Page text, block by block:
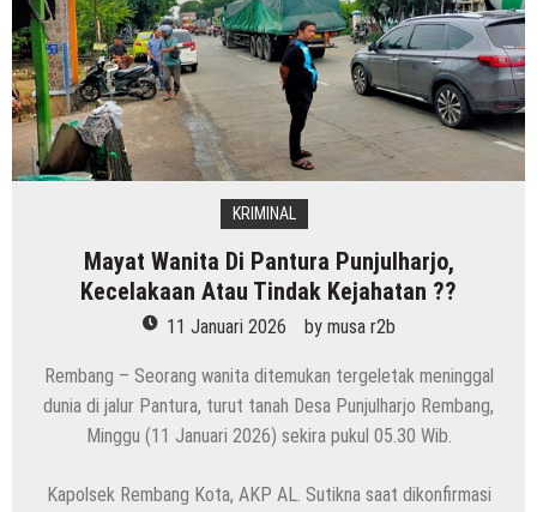
KRIMINAL
Mayat Wanita Di Pantura Punjulharjo,
Kecelakaan Atau Tindak Kejahatan ??
11 Januari 2026 by musa r2b
Rembang – Seorang wanita ditemukan tergeletak meninggal
dunia di jalur Pantura, turut tanah Desa Punjulharjo Rembang,
Minggu (11 Januari 2026) sekira pukul 05.30 Wib.
Kapolsek Rembang Kota, AKP AL. Sutikna saat dikonfirmasi